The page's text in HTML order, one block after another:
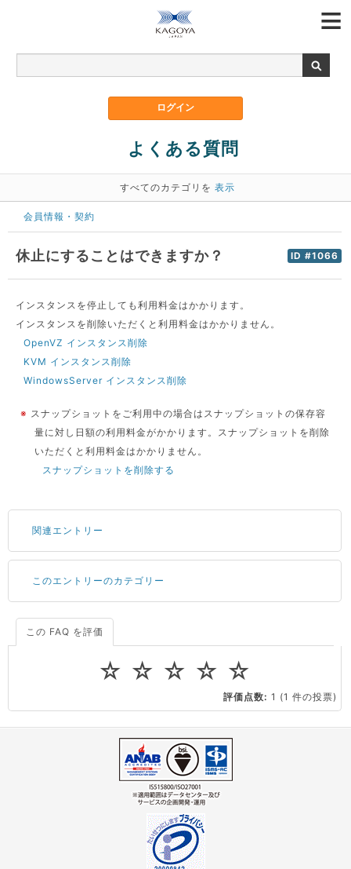
よくある質問
すべてのカテゴリを 表示
会員情報・契約
ID #1066
休止にすることはできますか？
インスタンスを停止しても利用料金はかかります。
インスタンスを削除いただくと利用料金はかかりません。
OpenVZ インスタンス削除
KVM インスタンス削除
WindowsServer インスタンス削除
※ スナップショットをご利用中の場合はスナップショットの保存容
量に対し日額の利用料金がかかります。スナップショットを削除
いただくと利用料金はかかりません。
スナップショットを削除する
関連エントリー
サーバーが重いので調査してほしい
一つの IP アドレスに複数のウェブサイトを公開したい
CPUやメモリをアップグレードしたい
virtio とは何ですか？
ストレージ容量を追加できますか？
このエントリーのカテゴリー
会員情報・契約
この FAQ を評価
☆
☆
☆
☆
☆
評価点数: 1 (1 件の投票)